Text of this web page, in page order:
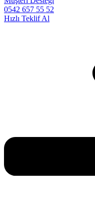
0542 657 55 52
Hızlı Teklif Al